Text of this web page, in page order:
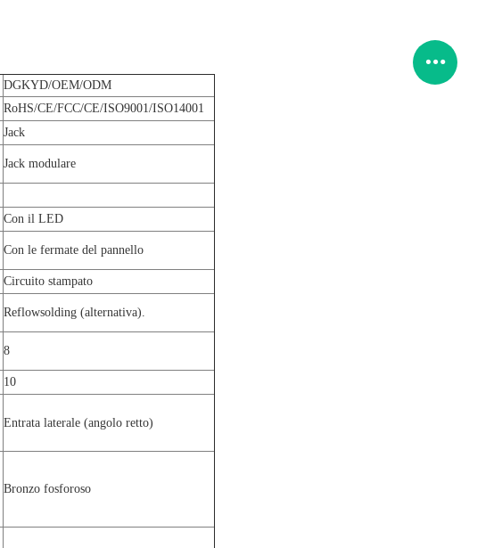
DGKYD/OEM/ODM
RoHS/CE/FCC/CE/ISO9001/ISO14001
Jack
Jack modulare
Con il LED
Con le fermate del pannello
Circuito stampato
Reflowsolding (alternativa).
8
10
Entrata laterale (angolo retto)
Bronzo fosforoso